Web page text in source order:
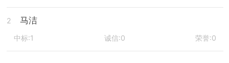
2 马洁
中标:1 诚信:0 荣誉:0